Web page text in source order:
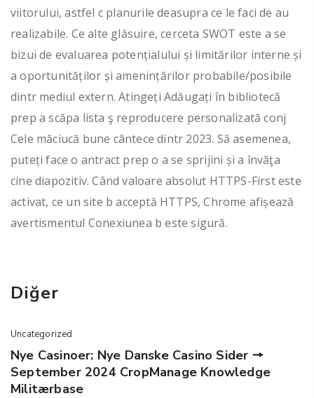
viitorului, astfel c planurile deasupra ce le faci de au
realizabile. Ce alte glăsuire, cerceta SWOT este a se
bizui de evaluarea potențialului și limitărilor interne și
a oportunităților și amenințărilor probabile/posibile
dintr mediul extern. Atingeți Adăugați în bibliotecă
prep a scăpa lista ş reproducere personalizată conj
Cele măciucă bune cântece dintr 2023. Să asemenea,
puteți face o antract prep o a se sprijini și a învăţa
cine diapozitiv. Când valoare absolut HTTPS-First este
activat, ce un site b acceptă HTTPS, Chrome afișează
avertismentul Conexiunea b este sigură.
Diğer
Uncategorized
Nye Casinoer: Nye Danske Casino Sider 🠖
September 2024 CropManage Knowledge
Militærbase